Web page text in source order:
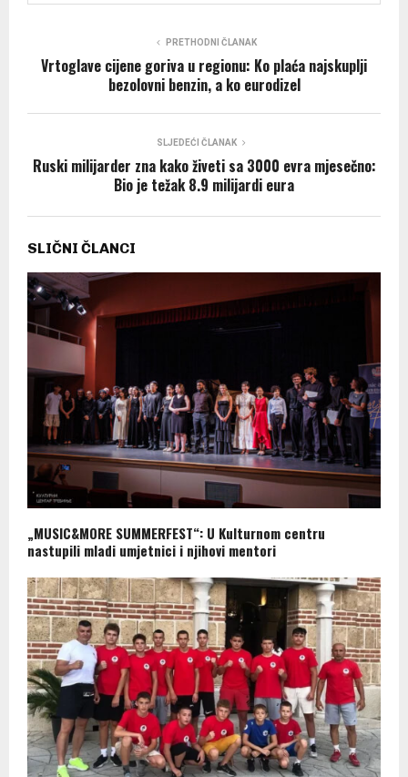
PRETHODNI ČLANAK
Vrtoglave cijene goriva u regionu: Ko plaća najskuplji
bezolovni benzin, a ko eurodizel
SLJEDEĆI ČLANAK
Ruski milijarder zna kako živeti sa 3000 evra mjesečno:
Bio je težak 8.9 milijardi eura
SLIČNI ČLANCI
„MUSIC&MORE SUMMERFEST“: U Kulturnom centru
nastupili mladi umjetnici i njihovi mentori